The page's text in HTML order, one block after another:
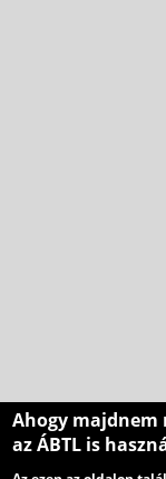
Ahogy majdnem
az ÁBTL is